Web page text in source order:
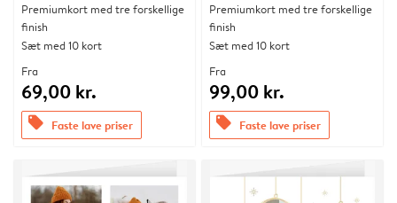
Premiumkort med tre forskellige
finish
Sæt med 10 kort
Fra
69,00 kr.
offers Faste lave priser
Premiumkort med tre forskellige
finish
Sæt med 10 kort
Fra
99,00 kr.
offers Faste lave priser